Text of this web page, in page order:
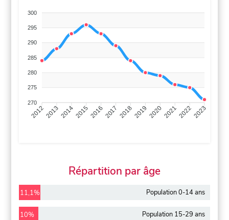
300
295
290
285
280
275
270
201220132014201520162017 20182019 2020202120222023
Répartition par âge
11,1% Population 0-14 ans
10% Population 15-29 ans